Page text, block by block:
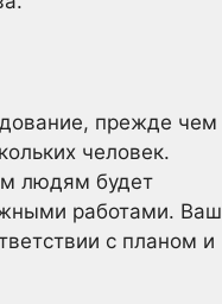
прежде чем
человек.
людям будет
работами. Ваш
с планом и